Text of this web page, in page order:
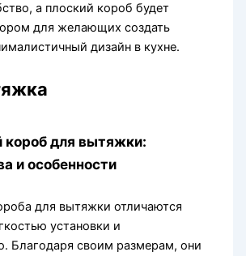
а плоский короб будет
для желающих создать
дизайн в кухне.
короб для вытяжки:
и особенности
для вытяжки отличаются
установки и
Благодаря своим размерам, они